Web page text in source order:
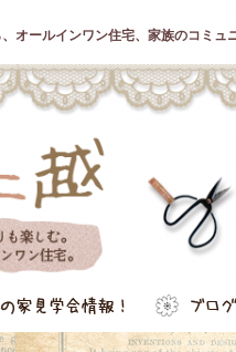
ールインワン住宅、家族のコミ